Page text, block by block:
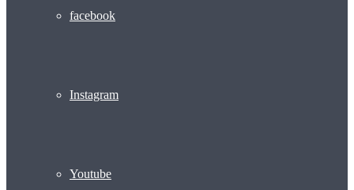
facebook
Instagram
Youtube